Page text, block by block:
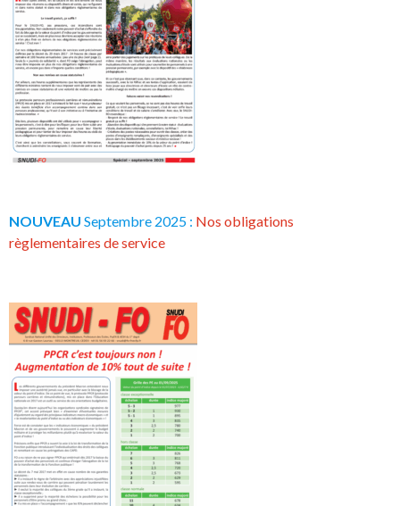
NOUVEAU Septembre 2025 : Nos obligations
règlementaires de service